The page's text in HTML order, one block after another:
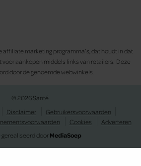
marketing programma’s, dat houdt in dat
aankopen middels links van retailers. Deze
door de genoemde webwinkels.
© 2026 Santé
Disclaimer
Gebruikersvoorwaarden
Cookies
Adverteren
gerealiseerd doorMediaSoep